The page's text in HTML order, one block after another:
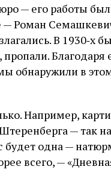
— его работы
— Роман
В 1930‑х
Благодаря
обнаружили в
Например,
— так
будет одна —
всего, —